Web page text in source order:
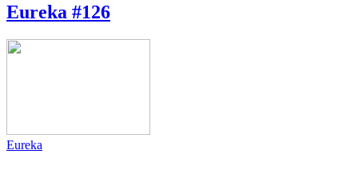
Eureka #126
Eureka